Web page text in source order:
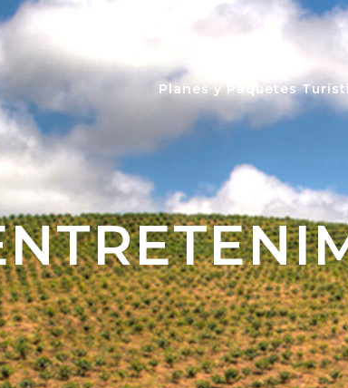
Planes y Paquetes